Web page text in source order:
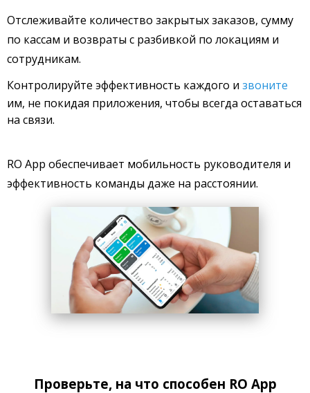
Отслеживайте количество закрытых заказов, сумму
по кассам и возвраты с разбивкой по локациям и
сотрудникам.
Контролируйте эффективность каждого и звоните
им, не покидая приложения, чтобы всегда оставаться
на связи.
RO App обеспечивает мобильность руководителя и
эффективность команды даже на расстоянии.
Проверьте, на что способен RO App